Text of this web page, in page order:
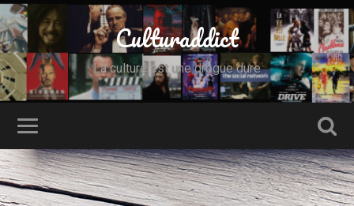
Culturaddict
La culture est une drogue dure